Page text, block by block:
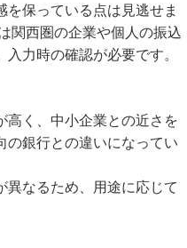
を保っている点は見逃せま
関西圏の企業や個人の振込
力時の確認が必要です。
高く、中小企業との近さを
の銀行との違いになってい
異なるため、用途に応じて